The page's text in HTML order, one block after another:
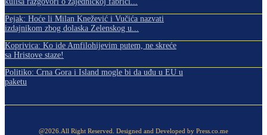
Pejak: Hoće li Milan Knežević i Vučića nazvati
izdajnikom zbog dolaska Zelenskog u...
Koprivica: Ko ide Amfilohijevim putem, ne skreće
sa Hristove staze!
Politiko: Crna Gora i Island mogle bi da uđu u EU u
paketu
@2026.All Right Reserved. Designed and Developed by Press.co.me